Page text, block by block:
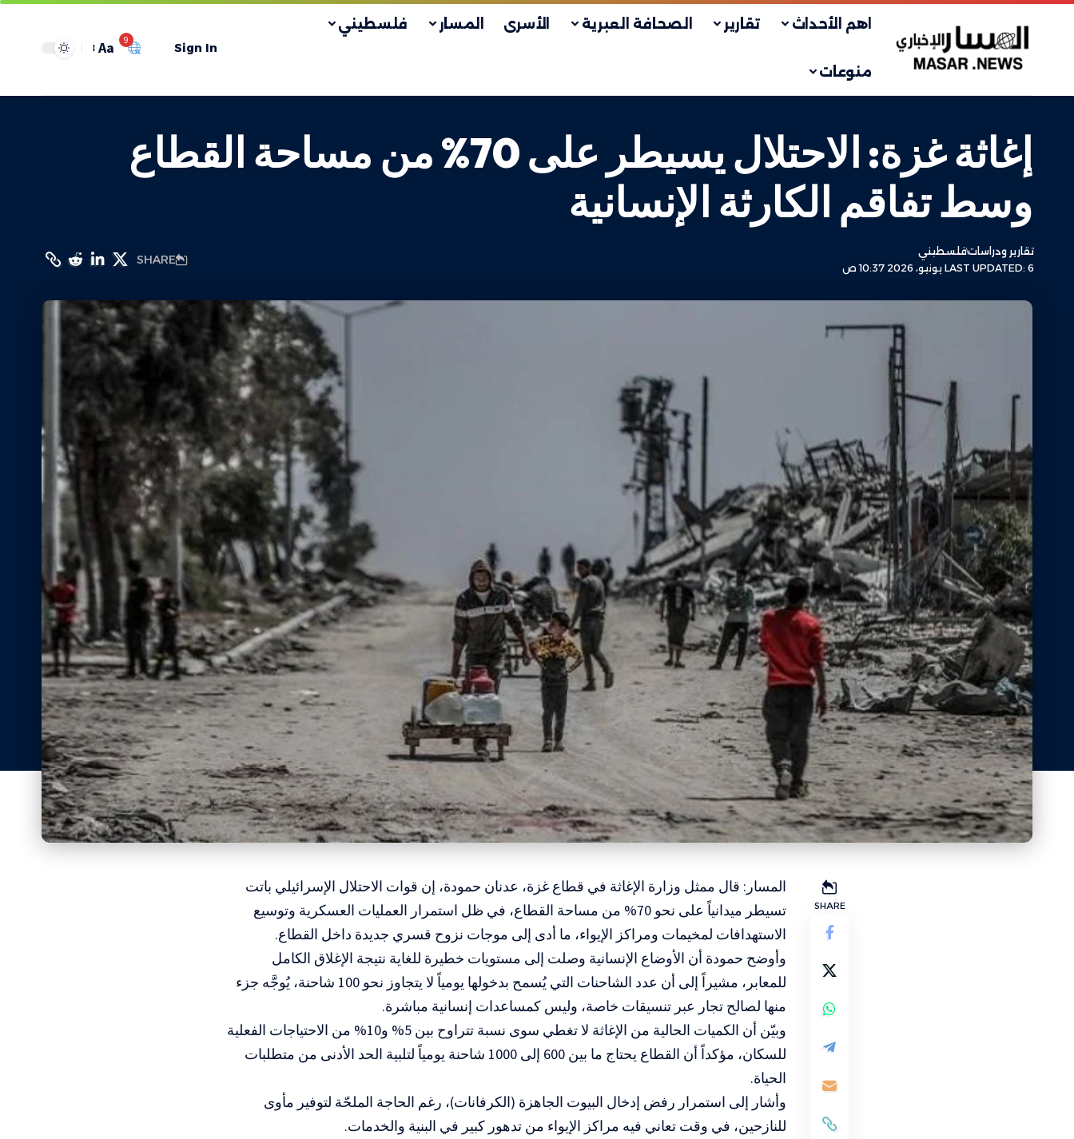
اهم الأحداث تقارير الصحافة العبرية الأسرى المسار فلسطيني
منوعات
Sign In
9
Aa
إغاثة غزة: الاحتلال يسيطر على 70% من مساحة القطاع
وسط تفاقم الكارثة الإنسانية
LAST UPDATED: 6 يونيو، 2026 10:37 ص
تقارير ودراساتفلسطيني
SHARE
SHARE
المسار: قال ممثل وزارة الإغاثة في قطاع غزة، عدنان حمودة، إن قوات الاحتلال الإسرائيلي باتت
تسيطر ميدانياً على نحو 70% من مساحة القطاع، في ظل استمرار العمليات العسكرية وتوسيع
الاستهدافات لمخيمات ومراكز الإيواء، ما أدى إلى موجات نزوح قسري جديدة داخل القطاع.
وأوضح حمودة أن الأوضاع الإنسانية وصلت إلى مستويات خطيرة للغاية نتيجة الإغلاق الكامل
للمعابر، مشيراً إلى أن عدد الشاحنات التي يُسمح بدخولها يومياً لا يتجاوز نحو 100 شاحنة، يُوجَّه جزء
منها لصالح تجار عبر تنسيقات خاصة، وليس كمساعدات إنسانية مباشرة.
وبيّن أن الكميات الحالية من الإغاثة لا تغطي سوى نسبة تتراوح بين 5% و10% من الاحتياجات الفعلية
للسكان، مؤكداً أن القطاع يحتاج ما بين 600 إلى 1000 شاحنة يومياً لتلبية الحد الأدنى من متطلبات
الحياة.
وأشار إلى استمرار رفض إدخال البيوت الجاهزة (الكرفانات)، رغم الحاجة الملحّة لتوفير مأوى
للنازحين، في وقت تعاني فيه مراكز الإيواء من تدهور كبير في البنية والخدمات.